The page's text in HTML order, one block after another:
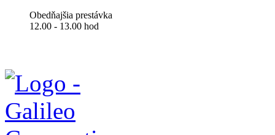
Obedňajšia prestávka
12.00 - 13.00 hod